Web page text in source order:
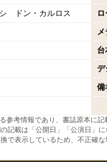
ドン・カルロス
台
デ
備
考情報であり、書誌原本に記
記載は「公開日」「公演日」に
で表示しているため、不正確な